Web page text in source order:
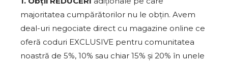
majoritatea cumpărătorilor nu le obțin. Avem
deal-uri negociate direct cu magazine online ce
oferă coduri EXCLUSIVE pentru comunitatea
noastră de 5%, 10% sau chiar 15% și 20% în unele